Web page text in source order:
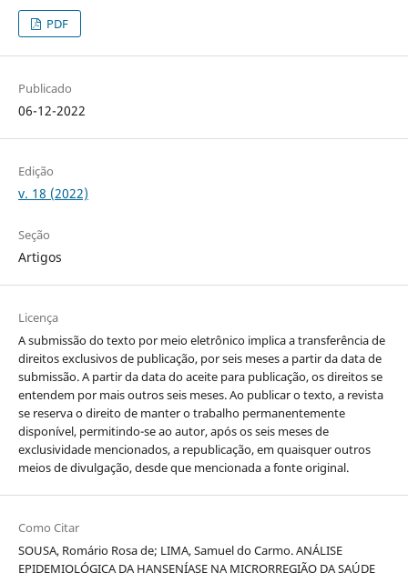
PDF
Publicado
06-12-2022
Edição
v. 18 (2022)
Seção
Artigos
Licença
A submissão do texto por meio eletrônico implica a transferência de
direitos exclusivos de publicação, por seis meses a partir da data de
submissão. A partir da data do aceite para publicação, os direitos se
entendem por mais outros seis meses. Ao publicar o texto, a revista
se reserva o direito de manter o trabalho permanentemente
disponível, permitindo-se ao autor, após os seis meses de
exclusividade mencionados, a republicação, em quaisquer outros
meios de divulgação, desde que mencionada a fonte original.
Como Citar
SOUSA, Romário Rosa de; LIMA, Samuel do Carmo. ANÁLISE
EPIDEMIOLÓGICA DA HANSENÍASE NA MICRORREGIÃO DA SAÚDE